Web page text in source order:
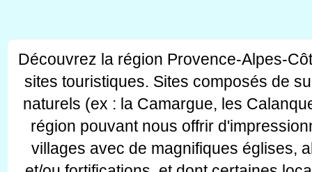
Découvrez la région Provence-Alpes-
sites touristiques. Sites composés de
naturels (ex : la Camargue, les
région pouvant nous offrir
villages avec de magnifiques églises,